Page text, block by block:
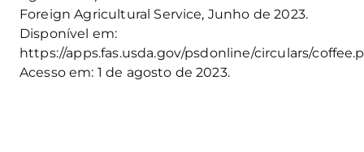
Foreign Agricultural Service, Junho de 2023.
Disponível em:
https://apps.fas.usda.gov/psdonline/circulars/
Acesso em: 1 de agosto de 2023.